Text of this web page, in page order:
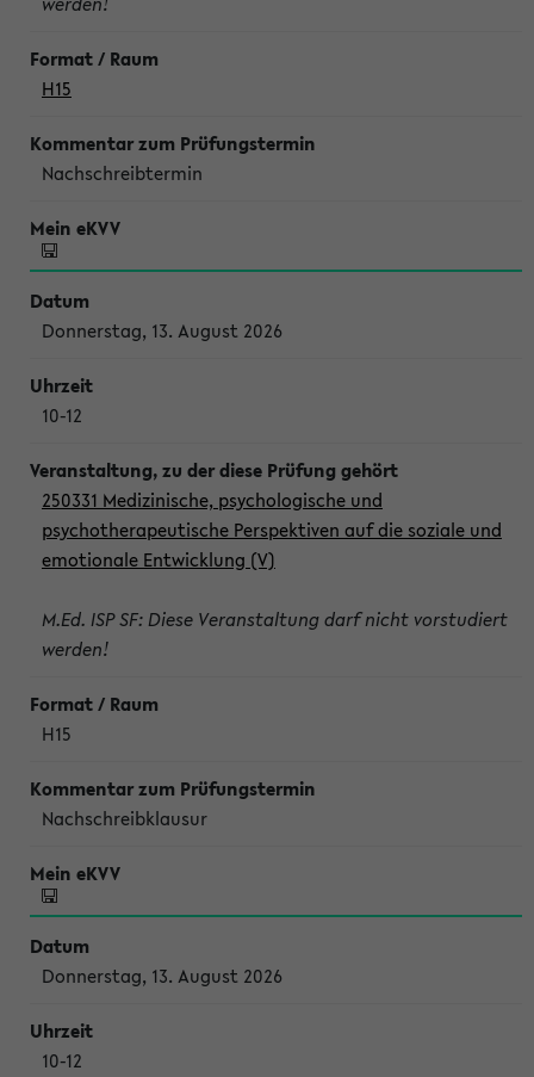
H15
Nachschreibtermin
Donnerstag, 13. August 2026
10-12
250331 Medizinische, psychologische und
psychotherapeutische Perspektiven auf die soziale und
emotionale Entwicklung (V)
M.Ed. ISP SF: Diese Veranstaltung darf nicht vorstudiert
werden!
H15
Nachschreibklausur
Donnerstag, 13. August 2026
10-12